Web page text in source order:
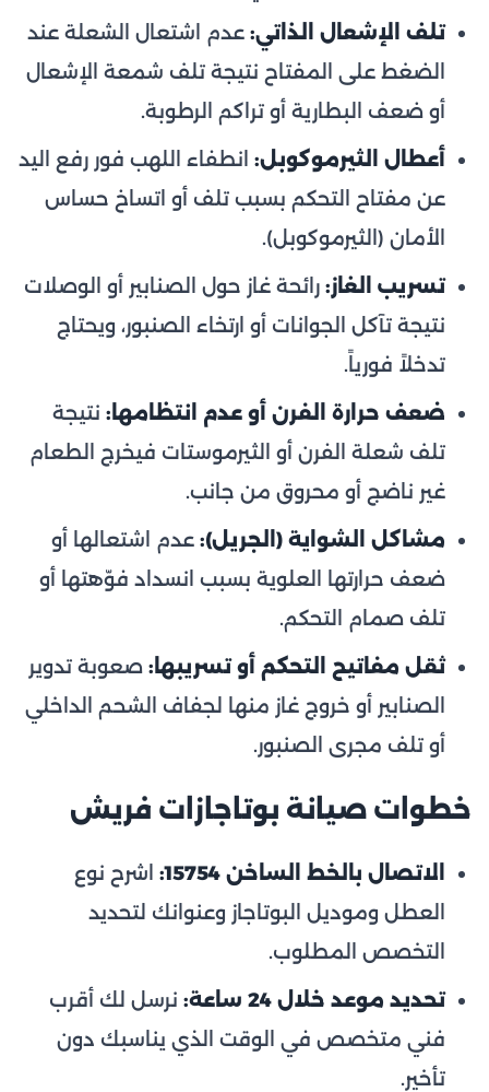
تلف الإشعال الذاتي: عدم اشتعال الشعلة عند
الضغط على المفتاح نتيجة تلف شمعة الإشعال
أو ضعف البطارية أو تراكم الرطوبة.
أعطال الثيرموكوبل: انطفاء اللهب فور رفع اليد
عن مفتاح التحكم بسبب تلف أو اتساخ حساس
الأمان (الثيرموكوبل).
تسريب الغاز: رائحة غاز حول الصنابير أو الوصلات
نتيجة تآكل الجوانات أو ارتخاء الصنبور، ويحتاج
تدخلاً فورياً.
ضعف حرارة الفرن أو عدم انتظامها: نتيجة
تلف شعلة الفرن أو الثيرموستات فيخرج الطعام
غير ناضج أو محروق من جانب.
مشاكل الشواية (الجريل): عدم اشتعالها أو
ضعف حرارتها العلوية بسبب انسداد فوّهتها أو
تلف صمام التحكم.
ثقل مفاتيح التحكم أو تسريبها: صعوبة تدوير
الصنابير أو خروج غاز منها لجفاف الشحم الداخلي
أو تلف مجرى الصنبور.
خطوات صيانة بوتاجازات فريش
الاتصال بالخط الساخن 15754:
اشرح نوع
العطل وموديل البوتاجاز وعنوانك لتحديد
التخصص المطلوب.
تحديد موعد خلال 24 ساعة:
نرسل لك أقرب
فني متخصص في الوقت الذي يناسبك دون
تأخير.